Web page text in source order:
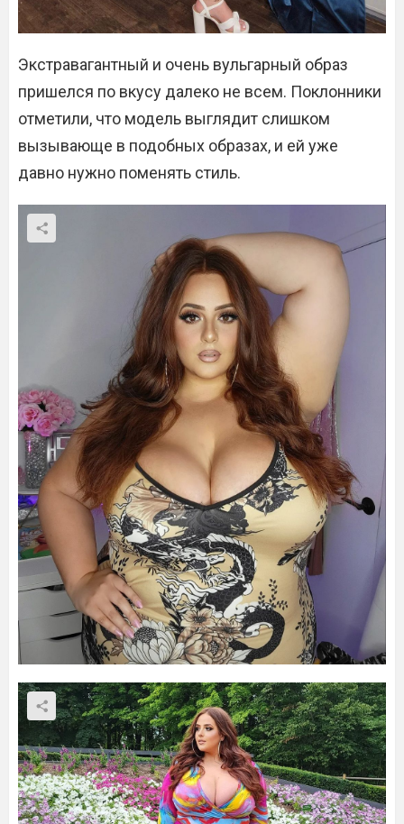
Экстравагантный и очень вульгарный образ
пришелся по вкусу далеко не всем. Поклонники
отметили, что модель выглядит слишком
вызывающе в подобных образах, и ей уже
давно нужно поменять стиль.